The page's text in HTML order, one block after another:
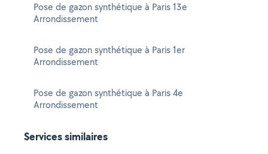
Pose de gazon synthétique à Paris 13e
Arrondissement
Pose de gazon synthétique à Paris 1er
Arrondissement
Pose de gazon synthétique à Paris 4e
Arrondissement
Services similaires